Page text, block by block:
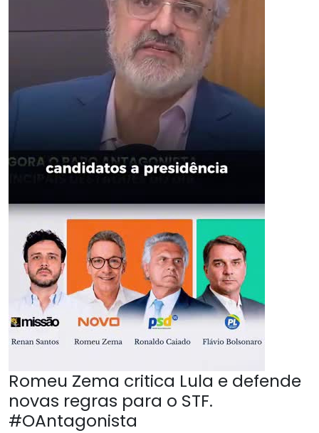
Romeu Zema critica Lula e defende
novas regras para o STF.
#OAntagonista